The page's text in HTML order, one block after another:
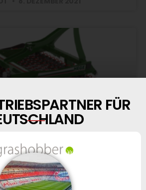
BIS ZUM VERSAND
durch unsere Produktionsstätten…
FÜR